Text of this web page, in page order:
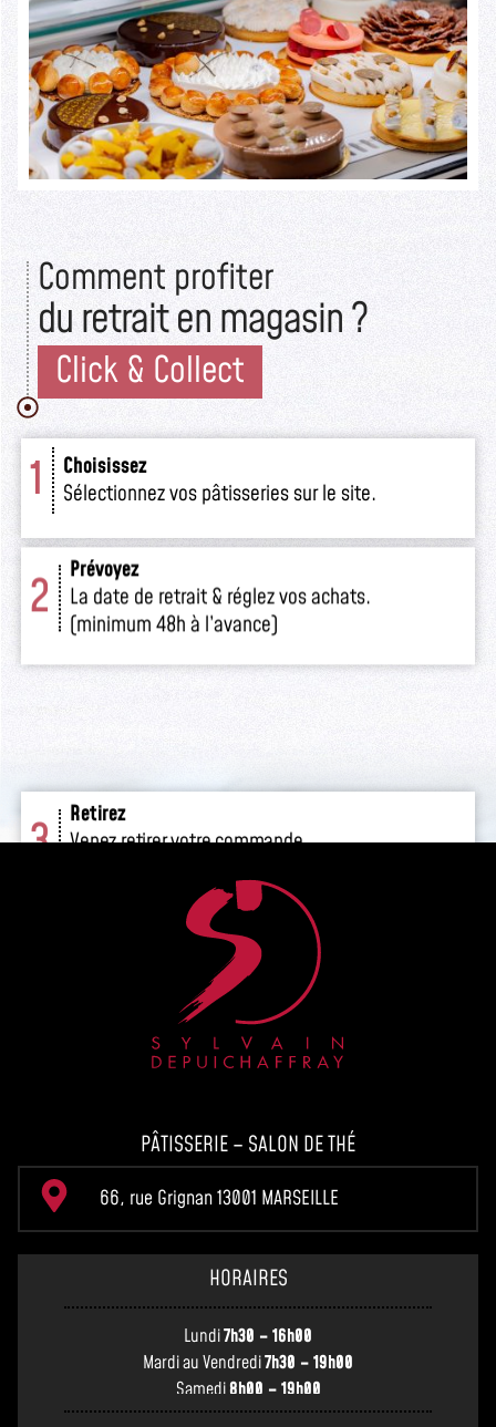
Lire la suite >>
Comment profiter
du retrait en magasin ?
Click & Collect
1
Choisissez
Sélectionnez vos pâtisseries sur le site.
2
Prévoyez
La date de retrait & réglez vos achats.
(minimum 48h à l’avance)
PÂTISSERIE – SALON DE THÉ
66, rue Grignan 13001 MARSEILLE
HORAIRES
Lundi7h30 – 16h00
Mardi au Vendredi7h30 – 19h00
Samedi8h00 – 19h00